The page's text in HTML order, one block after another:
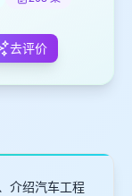
去评价
介绍汽车工程